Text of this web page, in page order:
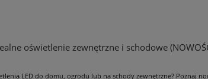
oświetlenie zewnętrzne i schodowe
LED do domu, ogrodu lub na schody zewnętrzne? Poznaj